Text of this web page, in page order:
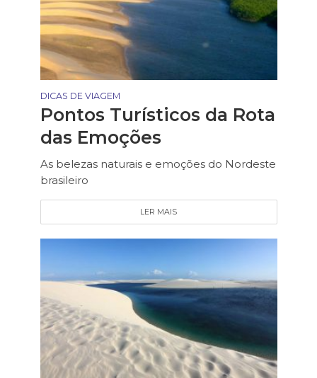
DICAS DE VIAGEM
Pontos Turísticos da Rota
das Emoções
As belezas naturais e emoções do Nordeste
brasileiro
LER MAIS